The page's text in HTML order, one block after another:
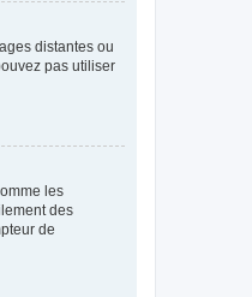
distantes ou
pas utiliser
les
des
de